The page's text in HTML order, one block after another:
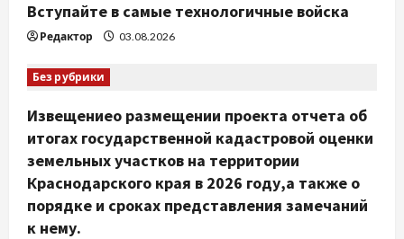
м
Вступайте в самые технологичные войска
Редактор 03.08.2026
Без рубрики
Извещениео размещении проекта отчета об
итогах государственной кадастровой оценки
земельных участков на территории
Краснодарского края в 2026 году,а также о
порядке и сроках представления замечаний
к нему.